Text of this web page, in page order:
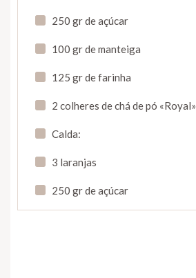
250 gr de açúcar
100 gr de manteiga
125 gr de farinha
2 colheres de chá de pó «Royal»
Calda:
3 laranjas
250 gr de açúcar